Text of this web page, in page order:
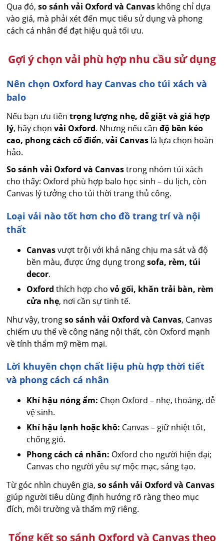
Qua đó,so sánh vải Oxford và Canvas không chỉ dựa
vào giá, mà phải xét đến mục tiêu sử dụng và phong
cách cá nhân để đạt hiệu quả tối ưu.
Gợi ý chọn vải phù hợp nhu cầu sử dụng
Nên chọn Oxford hay Canvas cho túi xách và
balo
Nếu bạn ưu tiêntrọng lượng nhẹ, dễ giặt và giá hợp
lý, hãy chọnvải Oxford. Nhưng nếu cầnđộ bền kéo
cao, phong cách cổ điển,vải Canvas là lựa chọn hoàn
hảo.
So sánh vải Oxford và Canvastrong nhóm túi xách
cho thấy: Oxford phù hợp balo học sinh – du lịch, còn
Canvas lý tưởng cho túi thời trang thủ công.
Loại vải nào tốt hơn cho đồ trang trí và nội
thất
Canvasvượt trội với khả năng chịu ma sát và độ
bền màu, được ứng dụng trongsofa, rèm, túi
decor.
Oxford thích hợp chovỏ gối, khăn trải bàn, rèm
cửa nhẹ, nơi cần sự tinh tế.
Như vậy, trongso sánh vải Oxford và Canvas, Canvas
chiếm ưu thế về công năng nội thất, còn Oxford mạnh
về tính thẩm mỹ mềm mại.
Lời khuyên chọn chất liệu phù hợp thời tiết
và phong cách cá nhân
Khí hậu nóng ẩm: Chọn Oxford – nhẹ, thoáng, dễ
vệ sinh.
Khí hậu lạnh hoặc khô: Canvas – giữ nhiệt tốt,
chống gió.
Phong cách cá nhân: Oxford cho người hiện đại;
Canvas cho người yêu sự mộc mạc, sáng tạo.
Từ góc nhìn chuyên gia,so sánh vải Oxford và Canvas
giúp người tiêu dùng định hướng rõ ràng theo mục
đích, môi trường và thẩm mỹ riêng.
Tổng kết so sánh Oxford và Canvas theo